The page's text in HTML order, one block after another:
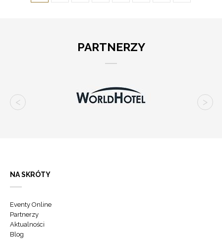
PARTNERZY
NA SKRÓTY
Eventy Online
Partnerzy
Aktualności
Blog